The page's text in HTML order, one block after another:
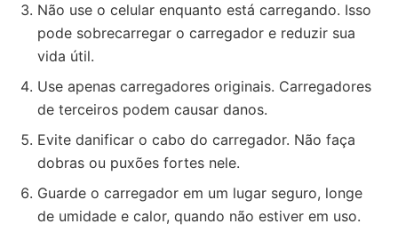
Não use o celular enquanto está carregando. Isso
pode sobrecarregar o carregador e reduzir sua
vida útil.
Use apenas carregadores originais. Carregadores
de terceiros podem causar danos.
Evite danificar o cabo do carregador. Não faça
dobras ou puxões fortes nele.
Guarde o carregador em um lugar seguro, longe
de umidade e calor, quando não estiver em uso.